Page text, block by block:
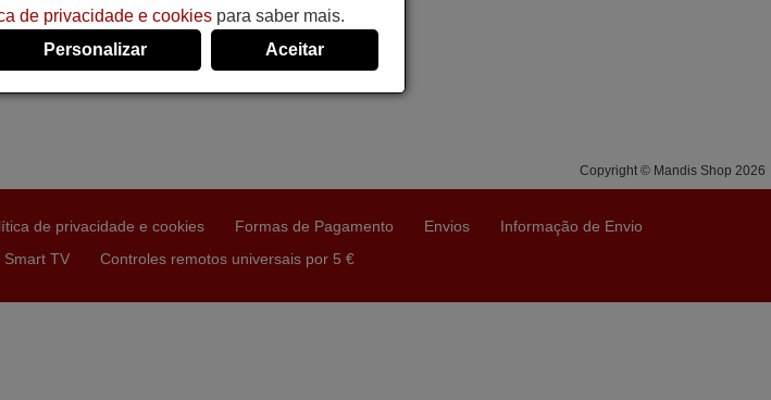
Copyright © Mandis Shop 2026
de privacidade e cookies Formas de Pagamento Envios
Informação de Envio
Smart TV Controles remotos universais por 5 €
de privacidade e cookies para saber mais.
Personalizar Aceitar